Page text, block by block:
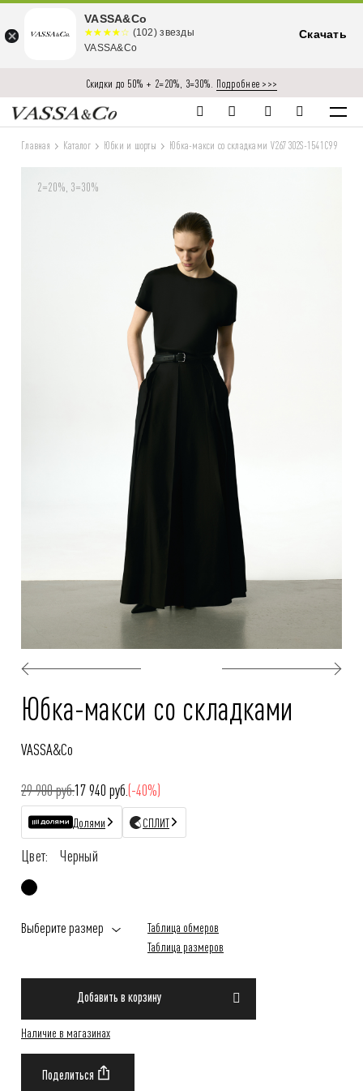
Скидки до 50% + 2=20%, 3=30%. Подробнее >>>
Главная Каталог Юбки и шорты Юбка-макси со складками V267302S-1541C99
2=20%, 3=30%
Юбка-макси со складками
VASSA&Co
29 900 руб.17 940 руб.(-40%)
Долями СПЛИТ
Цвет: Черный
Выберите размер
Таблица обмеров
Таблица размеров
Добавить в корзину
Наличие в магазинах
VASSA&Co
☆☆☆☆☆
★★★★
★
(102) звезды
VASSA&Co
Скачать